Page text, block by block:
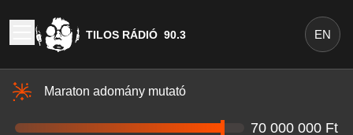
TILOS RÁDIÓ 90.3 EN
Maraton adomány mutató
70 000 000 Ft